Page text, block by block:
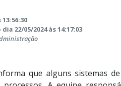
22/05/2024 às 14:17:03
que alguns sistemas